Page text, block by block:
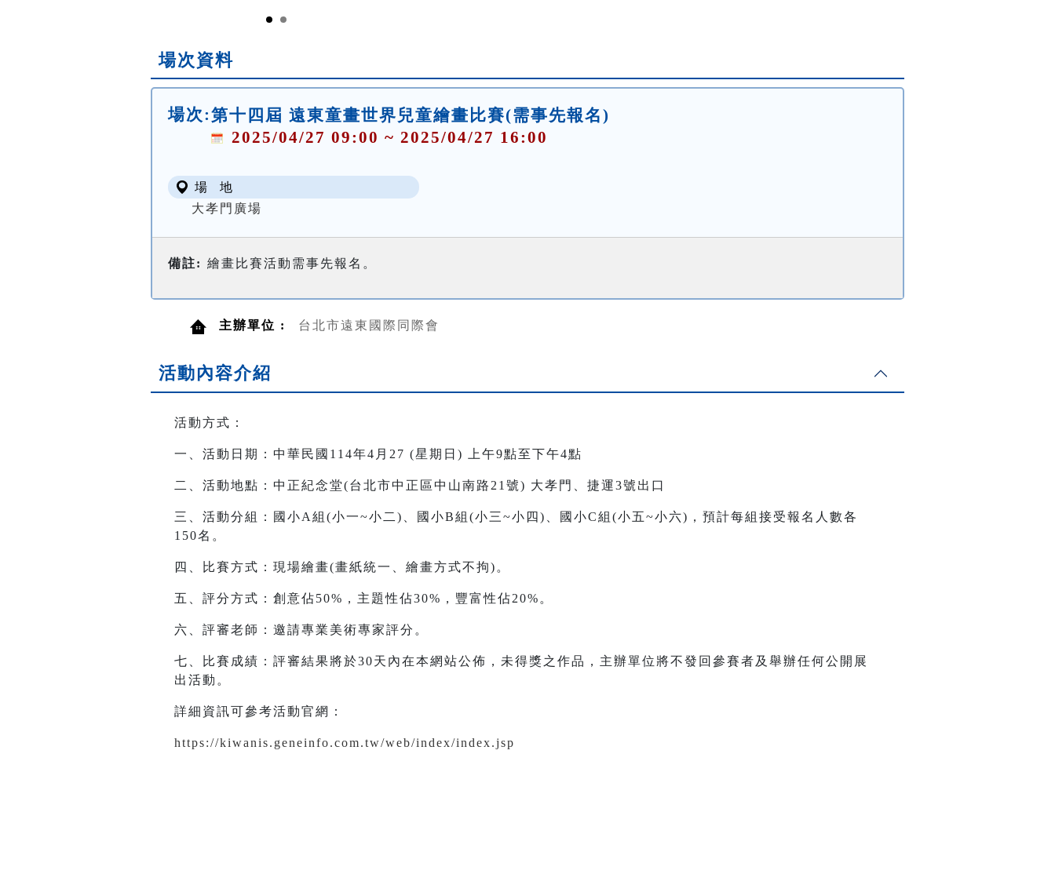
場次資料
場次:第十四屆 遠東童畫世界兒童繪畫比賽(需事先報名)
2025/04/27 09:00 ~ 2025/04/27 16:00
場 地
大孝門廣場
備註: 繪畫比賽活動需事先報名。
主辦單位 : 台北市遠東國際同際會
活動內容介紹
活動方式：
一、活動日期：中華民國114年4月27 (星期日) 上午9點至下午4點
二、活動地點：中正紀念堂(台北市中正區中山南路21號) 大孝門、捷運3號出口
三、活動分組：國小A組(小一~小二)、國小B組(小三~小四)、國小C組(小五~小六)，預計每組接受報名人數各
150名。
四、比賽方式：現場繪畫(畫紙統一、繪畫方式不拘)。
五、評分方式：創意佔50%，主題性佔30%，豐富性佔20%。
六、評審老師：邀請專業美術專家評分。
七、比賽成績：評審結果將於30天內在本網站公佈，未得獎之作品，主辦單位將不發回參賽者及舉辦任何公開展
出活動。
詳細資訊可參考活動官網：
https://kiwanis.geneinfo.com.tw/web/index/index.jsp